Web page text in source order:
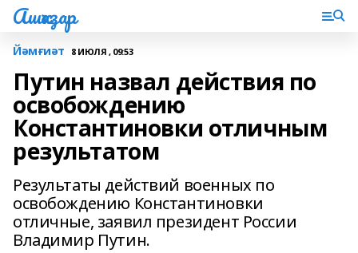
Ашҡаҙар
Йәмғиәт 8 ИЮЛЯ , 09:53
Путин назвал действия по
освобождению
Константиновки отличным
результатом
Результаты действий военных по
освобождению Константиновки
отличные, заявил президент России
Владимир Путин.